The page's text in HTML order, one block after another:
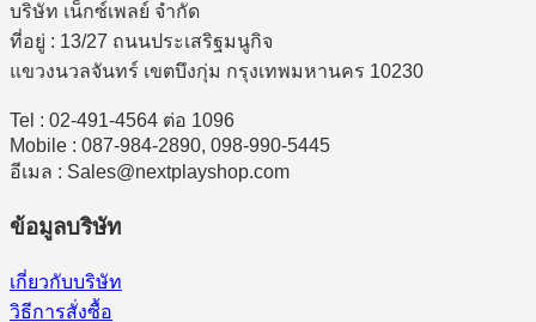
บริษัท เน็กซ์เพลย์ จำกัด
ที่อยู่ : 13/27 ถนนประเสริฐมนูกิจ
แขวงนวลจันทร์ เขตบึงกุ่ม กรุงเทพมหานคร 10230
Tel : 02-491-4564 ต่อ 1096
Mobile : 087-984-2890, 098-990-5445
อีเมล : Sales@nextplayshop.com
ข้อมูลบริษัท
เกี่ยวกับบริษัท
วิธีการสั่งซื้อ